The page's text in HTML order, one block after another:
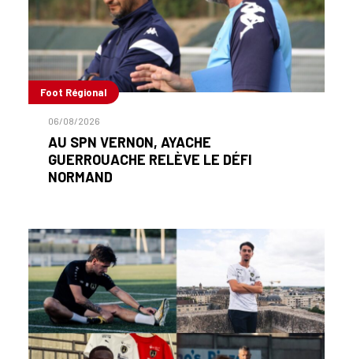
Foot Régional
06/08/2026
AU SPN VERNON, AYACHE
GUERROUACHE RELÈVE LE DÉFI
NORMAND